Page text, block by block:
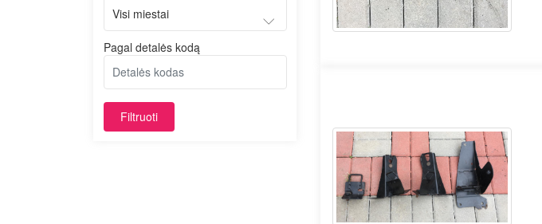
Pagal detalės kodą
Filtruoti